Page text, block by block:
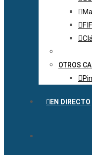
OTROS
EN DIRECTO